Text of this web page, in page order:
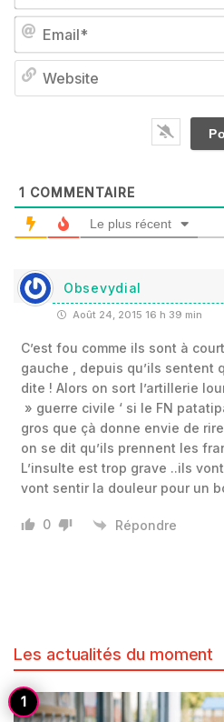
1 COMMENTAIRE
Le plus récent
Obsevydial
Août 24, 2015 16 h 39 min
C’est fou comme ils sont à
gauche , depuis qu’ils sentent
dite ! Alors on sort l’artillerie
» guerre civile ‘ si le FN
gros que çà donne envie de
on se dit qu’ils prennent les
L’insulte est trop grave ..ils
vont sentir la douleur pour un
0 Répondre
Les actualités du moment